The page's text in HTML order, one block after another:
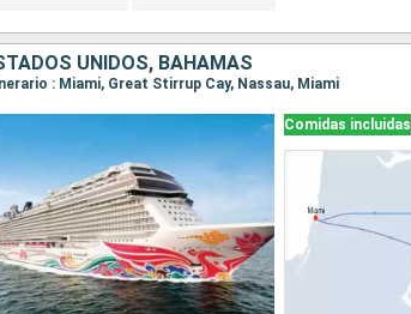
UNIDOS, BAHAMAS
: Miami, Great Stirrup Cay, Nassau, Miami
Comidas incluidas